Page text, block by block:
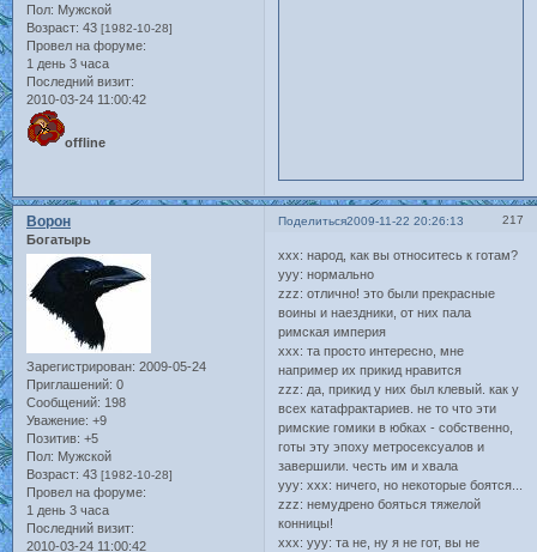
Пол: Мужской
Возраст: 43 [1982-10-28]
Провел на форуме:
1 день 3 часа
Последний визит:
2010-03-24 11:00:42
offline
Поделиться 217
2009-11-22 20:26:13
Ворон
Богатырь
Зарегистрирован: 2009-05-24
Приглашений: 0
Сообщений: 198
Уважение: +9
Позитив: +5
Пол: Мужской
Возраст: 43 [1982-10-28]
Провел на форуме:
1 день 3 часа
Последний визит:
2010-03-24 11:00:42
xxx: народ, как вы относитесь к готам?
yyy: нормально
zzz: отлично! это были прекрасные
воины и наездники, от них пала
римская империя
xxx: та просто интересно, мне
например их прикид нравится
zzz: да, прикид у них был клевый. как у
всех катафрактариев. не то что эти
римские гомики в юбках - собственно,
готы эту эпоху метросексуалов и
завершили. честь им и хвала
yyy: xxx: ничего, но некоторые боятся...
zzz: немудрено бояться тяжелой
конницы!
xxx: yyy: та не, ну я не гот, вы не